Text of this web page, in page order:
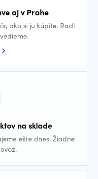
aj v Prahe
ako si ju kúpite. Radi
na sklade
ešte dnes. Žiadne